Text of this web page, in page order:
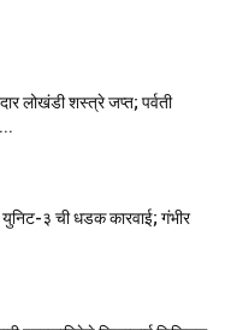
लोखंडी शस्त्रे जप्त; पर्वती
युनिट-३ ची धडक कारवाई; गंभीर